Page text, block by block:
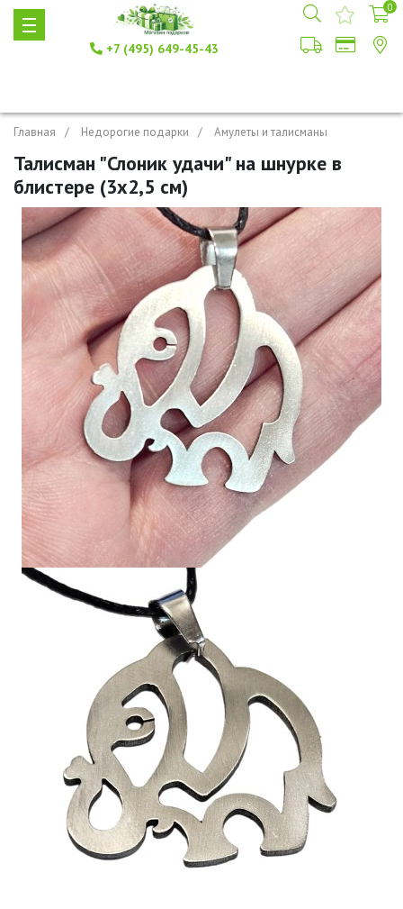
+7 (495) 649-45-43
0
Главная Недорогие подарки Амулеты и талисманы
Талисман "Слоник удачи" на шнурке в
блистере (3х2,5 см)